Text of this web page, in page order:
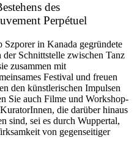
des
Perpétuel
in Kanada gegründete
Schnittstelle zwischen Tanz
zusammen mit
Festival und freuen
den künstlerischen Impulsen
Sie auch Filme und Workshop-
die darüber hinaus
sei es durch Wuppertal,
von gegenseitiger